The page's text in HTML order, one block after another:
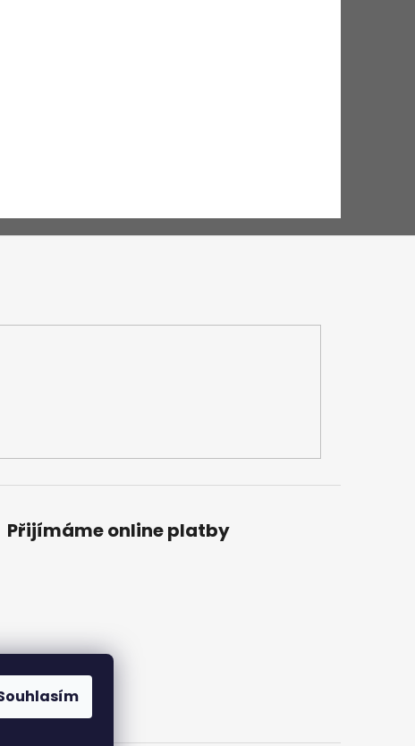
Přijímáme online platby